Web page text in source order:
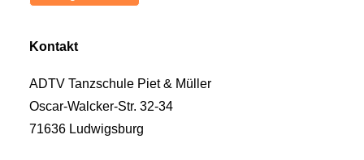
Kontakt
ADTV Tanzschule Piet & Müller
Oscar-Walcker-Str. 32-34
71636 Ludwigsburg